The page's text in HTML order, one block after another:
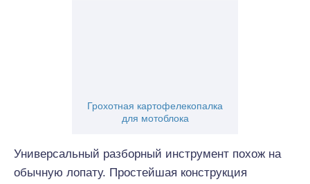
Грохотная картофелекопалка
для мотоблока
Универсальный разборный инструмент похож на
обычную лопату. Простейшая конструкция